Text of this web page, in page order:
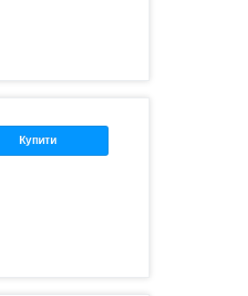
Купити